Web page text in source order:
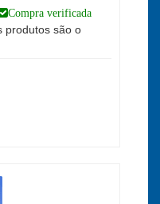
Compra verificada
produtos são o